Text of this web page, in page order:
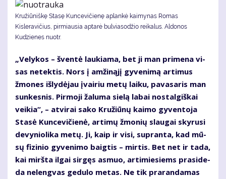
Kružiūniškę Stasę Kuncevičienę aplankė kaimynas Romas
Kisleravičius, pirmiausia aptarė bulviasodžio reikalus. Aldonos
Kudzienes nuotr.
„Ve­ly­kos – šven­tė lau­kia­ma, bet ji man pri­me­na vi­
sas ne­tek­tis. Nors į am­ži­ną­jį gy­ve­ni­mą ar­ti­mus
žmo­nes iš­ly­dė­jau įvai­riu me­tų lai­ku, pa­va­sa­ris man
sun­kes­nis. Pir­mo­ji ža­lu­ma sie­lą la­bai nos­tal­giš­kai
vei­kia“, – at­vi­rai sa­ko Kru­žiū­nų kai­mo gy­ven­to­ja
Sta­sė Kun­ce­vi­čie­nė, ar­ti­mų žmo­nių slau­gai sky­ru­si
de­vy­nio­li­ka me­tų. Ji, kaip ir vi­si, su­pran­ta, kad mū­
sų fi­zi­nio gy­ve­ni­mo baig­tis – mir­tis. Bet net ir ta­da,
kai mirš­ta il­gai sir­gęs as­muo, ar­ti­mie­siems pra­si­de­
da ne­leng­vas ge­du­lo me­tas. Ne tik pra­ran­da­mas